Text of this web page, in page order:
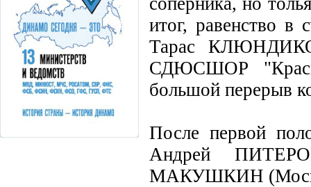
итог, равенство
Тарас
СДЮСШОР
большой перерыв
После первой
Андрей
МАКУШКИН